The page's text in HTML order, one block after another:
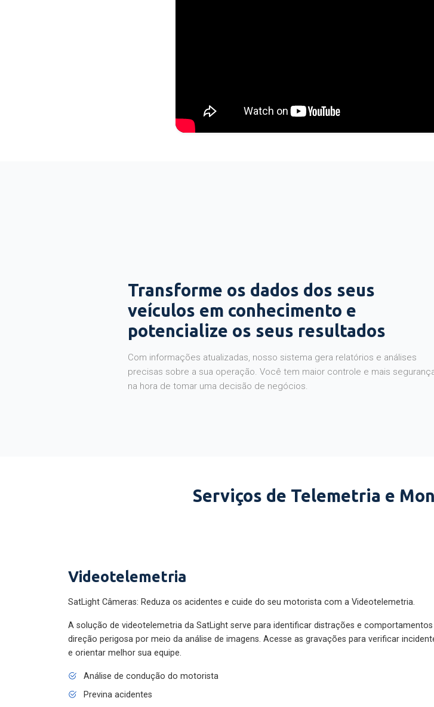
Transforme os dados dos seus
veículos em conhecimento e
potencialize os seus resultados
Com informações atualizadas, nosso sistema gera relatórios e análises
precisas sobre a sua operação. Você tem maior controle e mais segurança
na hora de tomar uma decisão de negócios.
Serviços de Telemetria e
Videotelemetria
SatLight Câmeras: Reduza os acidentes e cuide do seu motorista com a Videotelemetria.
A solução de videotelemetria da SatLight serve para identificar distrações e comportamentos
direção perigosa por meio da análise de imagens. Acesse as gravações para verificar
e orientar melhor sua equipe.
Análise de condução do motorista
Previna acidentes